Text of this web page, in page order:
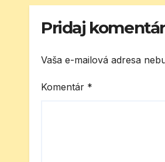
Pridaj komentár
Vaša e-mailová adresa
Komentár *